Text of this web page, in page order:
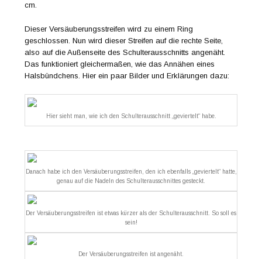
cm.
Dieser Versäuberungsstreifen wird zu einem Ring
geschlossen. Nun wird dieser Streifen auf die rechte Seite,
also auf die Außenseite des Schulterausschnitts angenäht.
Das funktioniert gleichermaßen, wie das Annähen eines
Halsbündchens. Hier ein paar Bilder und Erklärungen dazu:
Hier sieht man, wie ich den Schulterausschnitt „geviertelt“ habe.
Danach habe ich den Versäuberungsstreifen, den ich ebenfalls „geviertelt“ hatte,
genau auf die Nadeln des Schulterausschnittes gesteckt.
Der Versäuberungsstreifen ist etwas kürzer als der Schulterausschnitt. So soll es
sein!
Der Versäuberungsstreifen ist angenäht.